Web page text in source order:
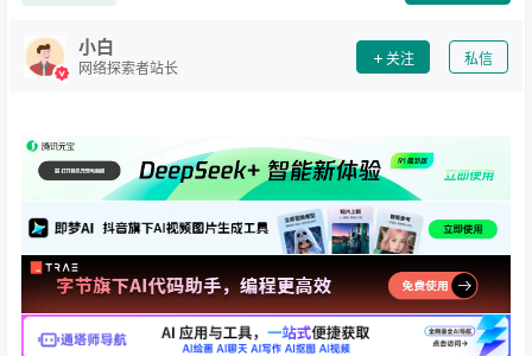
小白
网络探索者站长
关注 私信